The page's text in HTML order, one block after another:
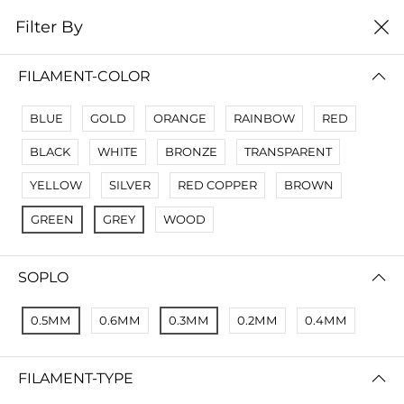
0
No Results
Not Found Filters1
Not Found Filters2
Filter By
FILAMENT-COLOR
BLUE GOLD ORANGE RAINBOW RED
BLACK WHITE BRONZE TRANSPARENT
YELLOW SILVER RED COPPER BROWN
GREEN GREY WOOD
SOPLO
0.5ММ 0.6ММ 0.3ММ 0.2ММ 0.4ММ
FILAMENT-TYPE